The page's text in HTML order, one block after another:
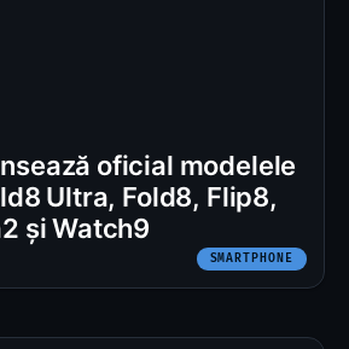
oficial modelele
Ultra, Fold8, Flip8,
și Watch9
SMARTPHONE